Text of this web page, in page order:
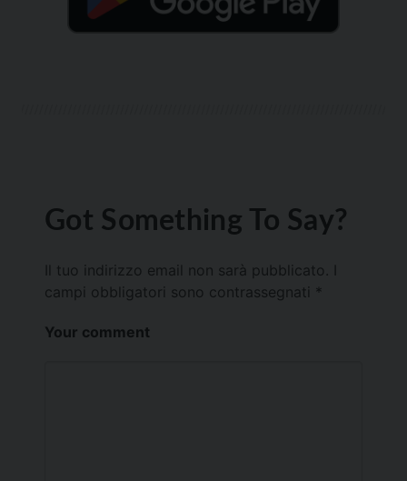
Got Something To Say?
Il tuo indirizzo email non sarà pubblicato.
campi obbligatori sono contrassegnati *
Your comment